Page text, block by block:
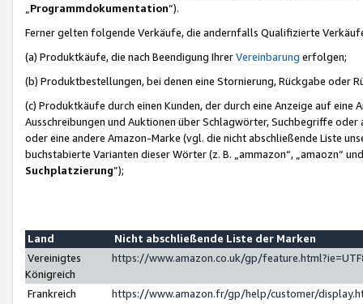
Programmdokumentation“).
Ferner gelten folgende Verkäufe, die andernfalls Qualifizierte
(a) Produktkäufe, die nach Beendigung IhrerVereinbarung erfolgen;
(b) Produktbestellungen, bei denen eine Stornierung, Rückgabe oder
(c) Produktkäufe durch einen Kunden, der durch eine Anzeige auf
Ausschreibungen und Auktionen über Schlagwörter, Suchbegriffe
oder eine andere Amazon-Marke (vgl. die nicht abschließende Liste
buchstabierte Varianten dieser Wörter (z. B. „ammazon“, „amaozn“
Suchplatzierung”);
Land
Nicht abschließende Liste der Marken
Vereinigtes
Königreich
https://www.amazon.co.uk/gp/
Frankreich
https://www.amazon.fr/gp/help/customer/